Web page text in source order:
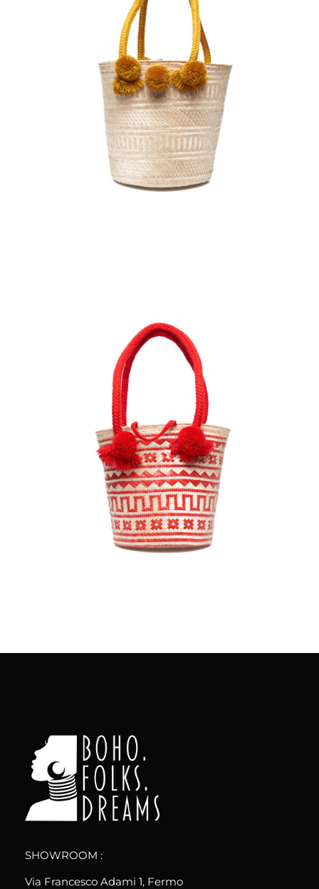
€95.00
Aggiungi
€75.00
Aggiungi
SHOWROOM :
Via Francesco Adami 1, Fermo